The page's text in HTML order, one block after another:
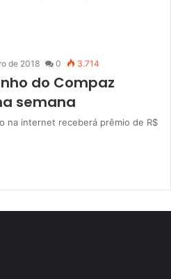
de 2018 0 3.714
do Compaz
semana
na internet receberá prêmio de R$